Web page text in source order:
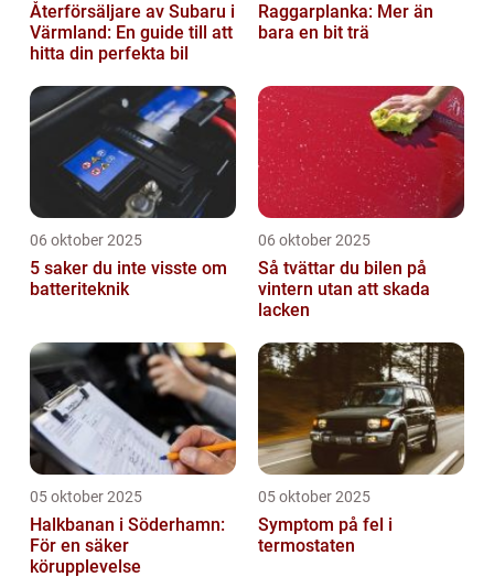
Återförsäljare av Subaru i
Värmland: En guide till att
hitta din perfekta bil
Raggarplanka: Mer än
bara en bit trä
06 oktober 2025
5 saker du inte visste om
batteriteknik
06 oktober 2025
Så tvättar du bilen på
vintern utan att skada
lacken
05 oktober 2025
Halkbanan i Söderhamn:
För en säker
körupplevelse
05 oktober 2025
Symptom på fel i
termostaten